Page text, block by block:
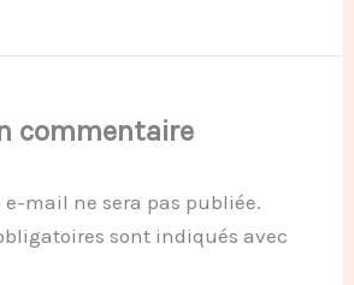
commentaire
e-mail ne sera pas publiée.
sont indiqués avec